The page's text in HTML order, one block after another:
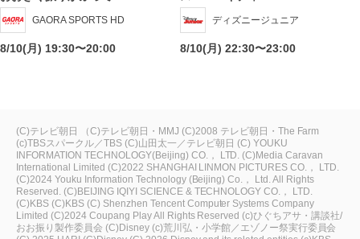
GAORA SPORTS HD
8/10(月) 19:30〜20:00
ディズニージュニア
8/10(月) 22:30〜23:00
(C)テレビ朝日 （C)テレビ朝日・MMJ (C)2008 テレビ朝日・The Farm
(c)TBSスパークル／TBS (C)山田太一／テレビ朝日 (C) YOUKU
INFORMATION TECHNOLOGY(Beijing) CO.， LTD. (C)Media Caravan
International Limited (C)2022 SHANGHAI LINMON PICTURES CO.， LTD.
(C)2024 Youku Information Technology (Beijing) Co.， Ltd. All Rights
Reserved. (C)BEIJING IQIYI SCIENCE & TECHNOLOGY CO.， LTD.
(C)KBS (C)KBS (C) Shenzhen Tencent Computer Systems Company
Limited (C)2024 Coupang Play All Rights Reserved (c)ひぐちアサ・講談社/
おお振り製作委員会 (C)Disney (c)荒川弘・小学館／エゾノー祭実行委員会